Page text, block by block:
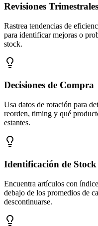
Revisiones
Rastrea tendencias de
para identificar mejoras o
stock.
Decisiones de Compra
Usa datos de rotación para
reorden, timing y qué
estantes.
Identificación de
Encuentra artículos con
debajo de los promedios de
descontinuarse.